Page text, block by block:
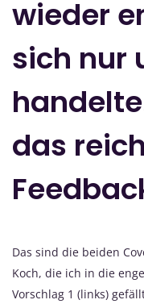
wieder
sich nur
das
Das sind die beiden
Koch, die ich in die
Vorschlag 1 (links)